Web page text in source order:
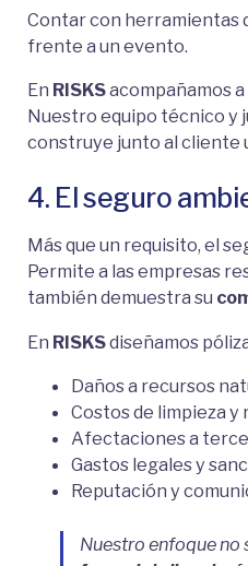
Contar con herramientas
frente a un evento.
En RISKSacompañamos
Nuestro equipo técnico y
construye junto al cliente
4. El seguro
Más que un requisito, el
Permite a las empresas
también demuestra su
En RISKSdiseñamos
Daños a recursos
Costos de limpieza y
Afectaciones a
Gastos legales y
Reputación y
Nuestro enfoque no